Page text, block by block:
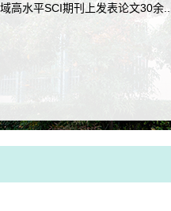
高水平SCI期刊上发表论文30余...